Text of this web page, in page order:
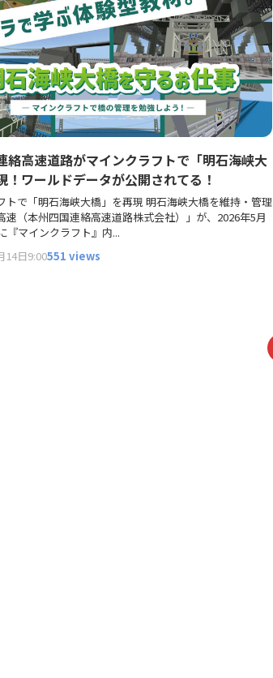
絡高速道路がマインクラフトで「明石海峡大
！ワールドデータが公開されてる！
トで「明石海峡大橋」を再現 明石海峡大橋を維持・管理
速（本州四国連絡高速道路株式会社）」が、2026年5月
『マインクラフト』内...
14日9:00551 views